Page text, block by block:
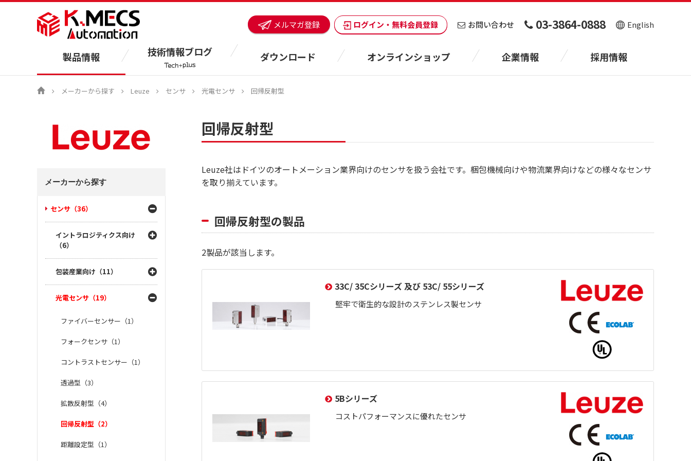
メルマガ登録 ログイン・無料会員登録 お問い合わせ 03-3864-0888 English
製品情報 技術情報ブログ ダウンロード オンラインショップ 企業情報 採用情報
メーカーから探す Leuze センサ 光電センサ 回帰反射型
回帰反射型
Leuze社はドイツのオートメーション業界向けのセンサを扱う会社です。梱包機械向けや物流業界向けなどの様々なセンサ
を取り揃えています。
回帰反射型の製品
2製品が該当します。
33C/ 35Cシリーズ 及び 53C/ 55シリーズ
堅牢で衛生的な設計のステンレス製センサ
5Bシリーズ
コストパフォーマンスに優れたセンサ
メーカーから探す
センサ（36）
イントラロジティクス向け
（6）
包装産業向け（11）
光電センサ（19）
ファイバーセンサー（1）
フォークセンサ（1）
コントラストセンサー（1）
透過型（3）
拡散反射型（4）
回帰反射型（2）
距離設定型（1）